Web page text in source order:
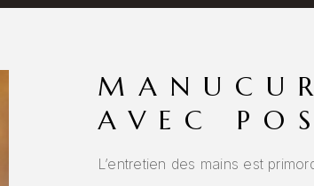
AVEC
L’entretien des mains est